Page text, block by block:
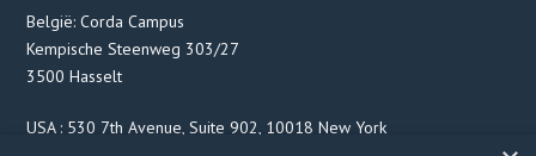
België: Corda Campus
Kempische Steenweg 303/27
3500 Hasselt
USA : 530 7th Avenue, Suite 902, 10018 New York